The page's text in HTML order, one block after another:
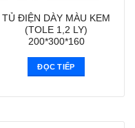
TỦ ĐIỆN DÀY MÀU KEM
(TOLE 1,2 LY)
200*300*160
ĐỌC TIẾP